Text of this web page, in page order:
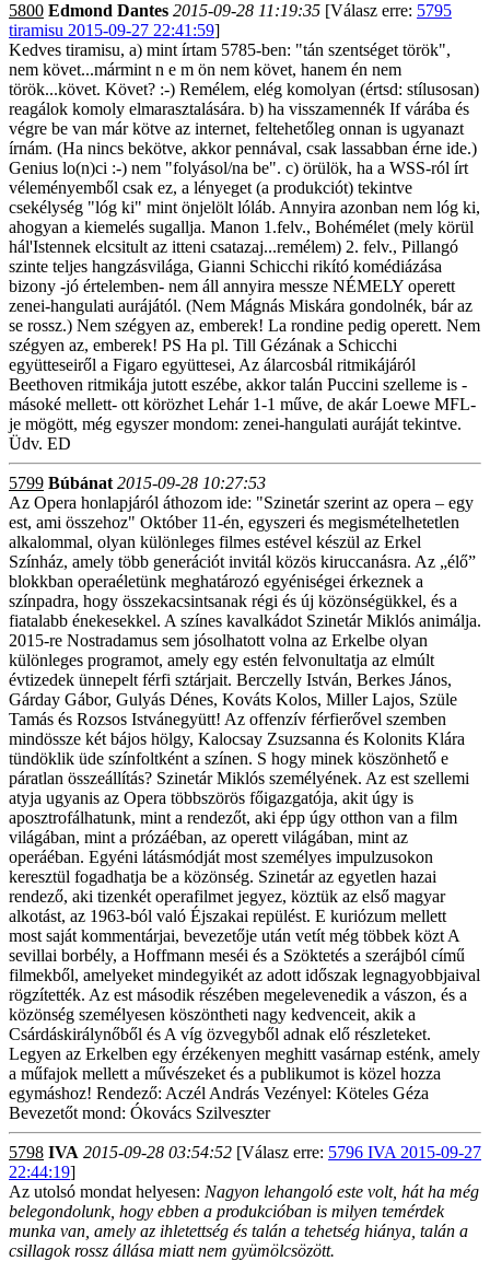
5800 Edmond Dantes 2015-09-28 11:19:35 [Válasz erre: 5795
tiramisu 2015-09-27 22:41:59]
Kedves tiramisu, a) mint írtam 5785-ben: "tán szentséget török",
nem követ...mármint n e m ön nem követ, hanem én nem
török...követ. Követ? :-) Remélem, elég komolyan (értsd: stílusosan)
reagálok komoly elmarasztalására. b) ha visszamennék If várába és
végre be van már kötve az internet, feltehetőleg onnan is ugyanazt
írnám. (Ha nincs bekötve, akkor pennával, csak lassabban érne ide.)
Genius lo(n)ci :-) nem "folyásol/na be". c) örülök, ha a WSS-ról írt
véleményemből csak ez, a lényeget (a produkciót) tekintve
csekélység "lóg ki" mint önjelölt lóláb. Annyira azonban nem lóg ki,
ahogyan a kiemelés sugallja. Manon 1.felv., Bohémélet (mely körül
hál'Istennek elcsitult az itteni csatazaj...remélem) 2. felv., Pillangó
szinte teljes hangzásvilága, Gianni Schicchi rikító komédiázása
bizony -jó értelemben- nem áll annyira messze NÉMELY operett
zenei-hangulati aurájától. (Nem Mágnás Miskára gondolnék, bár az
se rossz.) Nem szégyen az, emberek! La rondine pedig operett. Nem
szégyen az, emberek! PS Ha pl. Till Gézának a Schicchi
együtteseiről a Figaro együttesei, Az álarcosbál ritmikájáról
Beethoven ritmikája jutott eszébe, akkor talán Puccini szelleme is -
másoké mellett- ott körözhet Lehár 1-1 műve, de akár Loewe MFL-
je mögött, még egyszer mondom: zenei-hangulati auráját tekintve.
Üdv. ED
5799 Búbánat 2015-09-28 10:27:53
Az Opera honlapjáról áthozom ide: "Szinetár szerint az opera – egy
est, ami összehoz" Október 11-én, egyszeri és megismételhetetlen
alkalommal, olyan különleges filmes estével készül az Erkel
Színház, amely több generációt invitál közös kiruccanásra. Az „élő”
blokkban operaéletünk meghatározó egyéniségei érkeznek a
színpadra, hogy összekacsintsanak régi és új közönségükkel, és a
fiatalabb énekesekkel. A színes kavalkádot Szinetár Miklós animálja.
2015-re Nostradamus sem jósolhatott volna az Erkelbe olyan
különleges programot, amely egy estén felvonultatja az elmúlt
évtizedek ünnepelt férfi sztárjait. Berczelly István, Berkes János,
Gárday Gábor, Gulyás Dénes, Kováts Kolos, Miller Lajos, Szüle
Tamás és Rozsos Istvánegyütt! Az offenzív férfierővel szemben
mindössze két bájos hölgy, Kalocsay Zsuzsanna és Kolonits Klára
tündöklik üde színfoltként a színen. S hogy minek köszönhető e
páratlan összeállítás? Szinetár Miklós személyének. Az est szellemi
atyja ugyanis az Opera többszörös főigazgatója, akit úgy is
aposztrofálhatunk, mint a rendezőt, aki épp úgy otthon van a film
világában, mint a prózáéban, az operett világában, mint az
operáéban. Egyéni látásmódját most személyes impulzusokon
keresztül fogadhatja be a közönség. Szinetár az egyetlen hazai
rendező, aki tizenkét operafilmet jegyez, köztük az első magyar
alkotást, az 1963-ból való Éjszakai repülést. E kuriózum mellett
most saját kommentárjai, bevezetője után vetít még többek közt A
sevillai borbély, a Hoffmann meséi és a Szöktetés a szerájból című
filmekből, amelyeket mindegyikét az adott időszak legnagyobbjaival
rögzítették. Az est második részében megelevenedik a vászon, és a
közönség személyesen köszöntheti nagy kedvenceit, akik a
Csárdáskirálynőből és A víg özvegyből adnak elő részleteket.
Legyen az Erkelben egy érzékenyen meghitt vasárnap esténk, amely
a műfajok mellett a művészeket és a publikumot is közel hozza
egymáshoz! Rendező: Aczél András Vezényel: Köteles Géza
Bevezetőt mond: Ókovács Szilveszter
5798 IVA 2015-09-28 03:54:52 [Válasz erre: 5796 IVA 2015-09-27
22:44:19]
Az utolsó mondat helyesen: Nagyon lehangoló este volt, hát ha még
belegondolunk, hogy ebben a produkcióban is milyen temérdek
munka van, amely az ihletettség és talán a tehetség hiánya, talán a
csillagok rossz állása miatt nem gyümölcsözött.